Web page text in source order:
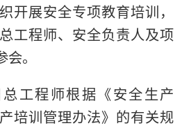
开展安全专项教育培训，
工程师、安全负责人及项
。
工程师根据《安全生产
培训管理办法》的有关规